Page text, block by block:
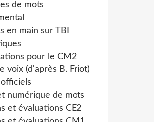
de mots
en main sur TBI
pour le CM2
voix (d'après B. Friot)
numérique de mots
et évaluations CE2